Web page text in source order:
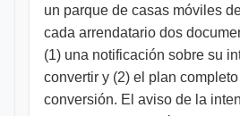
un parque de casas móviles
cada arrendatario dos
(1) una notificación sobre su
convertir y (2) el plan
conversión. El aviso de la